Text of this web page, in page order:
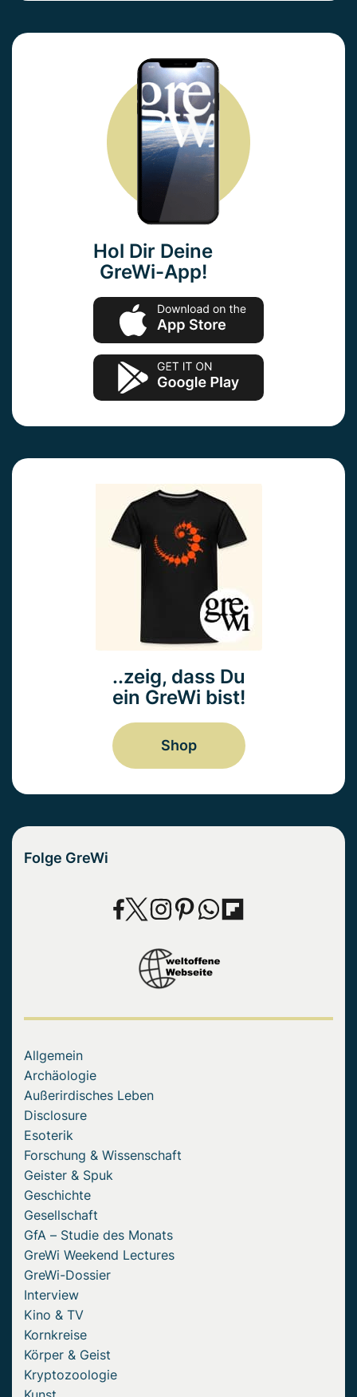
Hol Dir Deine
GreWi-App!
..zeig, dass Du
ein GreWi bist!
Shop
Folge GreWi
Allgemein
Archäologie
Außerirdisches Leben
Disclosure
Esoterik
Forschung & Wissenschaft
Geister & Spuk
Geschichte
Gesellschaft
GfA – Studie des Monats
GreWi Weekend Lectures
GreWi-Dossier
Interview
Kino & TV
Kornkreise
Körper & Geist
Kryptozoologie